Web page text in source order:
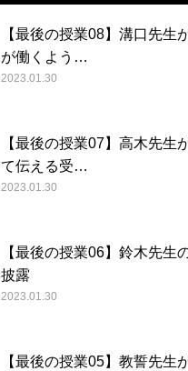
【最後の授業08】溝口先生
が働くよう…
2023.01.30
【最後の授業07】高木先生
て伝える受…
2023.01.30
【最後の授業06】鈴木先生
披露
2023.01.30
【最後の授業05】教誓先生